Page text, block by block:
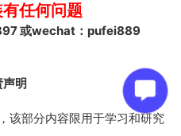
任何问题
或wechat：pufei889
明
该部分内容限用于学习和研究